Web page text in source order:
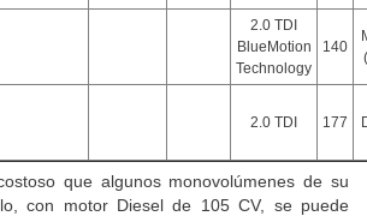
2.0 TDI
BlueMotion
Technology
140
2.0 TDI 177
que algunos monovolúmenes de su
con motor Diesel de 105 CV, se puede